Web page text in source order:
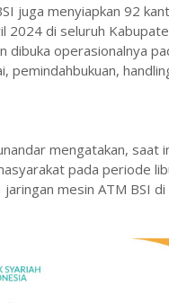
juga menyiapkan 92
di seluruh
dibuka operasionalnya
pemindahbukuan,
mengatakan,
pada periode
mesin ATM BSI